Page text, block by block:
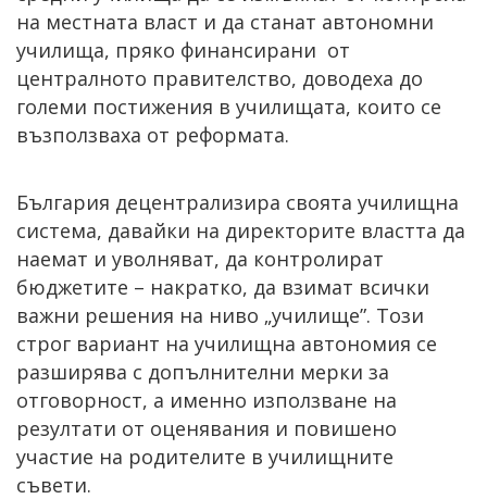
на местната власт и да станат автономни
училища, пряко финансирани oт
централното правителство, доводеха до
големи постижения в училищата, които се
възползваха от реформата.
България децентрализира своята училищна
система, давайки на директорите властта да
наемат и уволняват, да контролират
бюджетите – накратко, да взимат всички
важни решения на ниво „училище”. Този
строг вариант на училищна автономия се
разширява с допълнителни мерки за
отговорност, а именно използване на
резултати от оценявания и повишено
участие на родителите в училищните
съвети.